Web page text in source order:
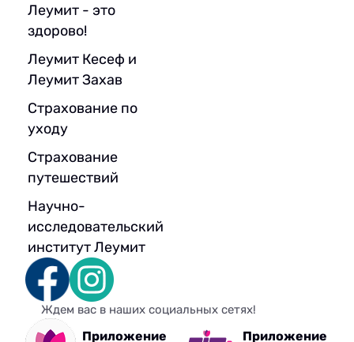
Леумит - это
здорово!
Леумит Кесеф и
Леумит Захав
Страхование по
уходу
Страхование
путешествий
Научно-
исследовательский
институт Леумит
Ждем вас в наших социальных сетях!
Приложение Приложение